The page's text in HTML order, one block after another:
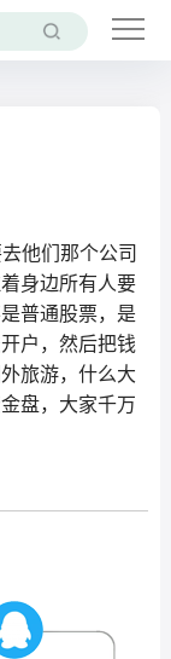
他们那个公司
身边所有人要
普通股票，是
户，然后把钱
旅游，什么大
盘，大家千万